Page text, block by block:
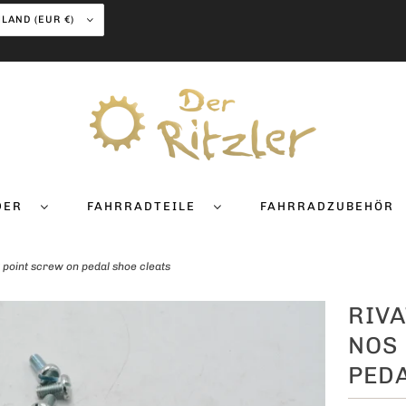
DEUTSCHLAND (EUR €)
FAHRRADTEILE FAHRRADZUBEHÖR
point screw on pedal shoe cleats